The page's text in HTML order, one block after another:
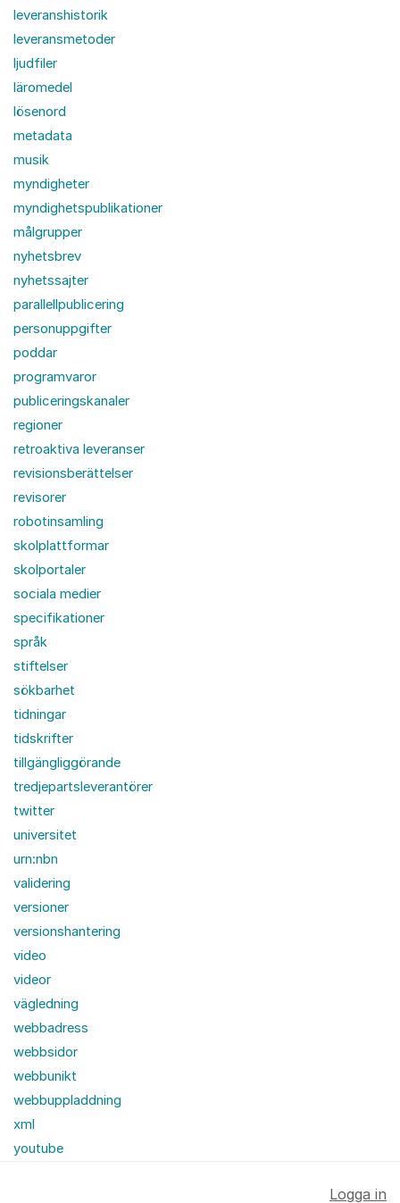
leveranshistorik
leveransmetoder
ljudfiler
läromedel
lösenord
metadata
musik
myndigheter
myndighetspublikationer
målgrupper
nyhetsbrev
nyhetssajter
parallellpublicering
personuppgifter
poddar
programvaror
publiceringskanaler
regioner
retroaktiva leveranser
revisionsberättelser
revisorer
robotinsamling
skolplattformar
skolportaler
sociala medier
specifikationer
språk
stiftelser
sökbarhet
tidningar
tidskrifter
tillgängliggörande
tredjepartsleverantörer
twitter
universitet
urn:nbn
validering
versioner
versionshantering
video
videor
vägledning
webbadress
webbsidor
webbunikt
webbuppladdning
xml
youtube
Logga in